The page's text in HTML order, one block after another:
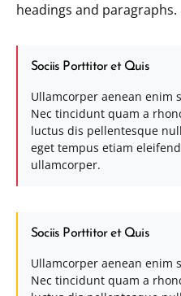
headings and paragraphs.
Sociis Porttitor et Quis
Ullamcorper aenean enim
Nec tincidunt quam a
luctus dis pellentesque
eget tempus etiam
ullamcorper.
Sociis Porttitor et Quis
Ullamcorper aenean enim
Nec tincidunt quam a